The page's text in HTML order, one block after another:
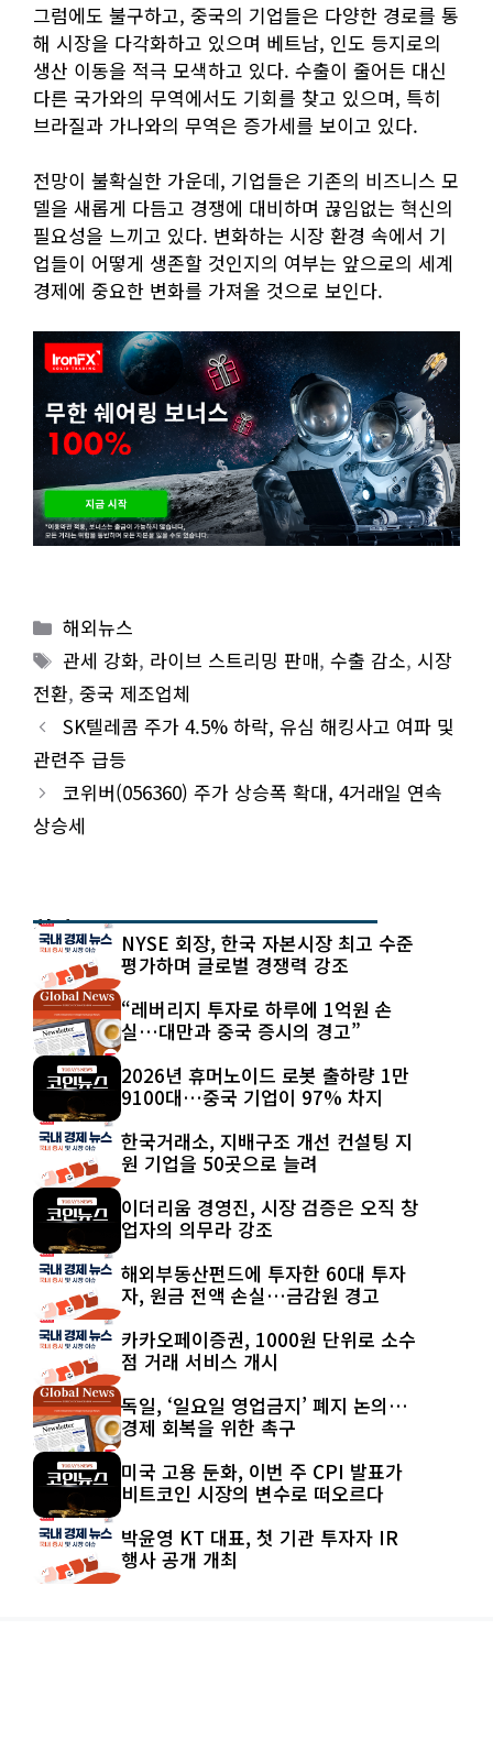
그럼에도 불구하고, 중국의 기업들은 다양한 경로를 통
해 시장을 다각화하고 있으며 베트남, 인도 등지로의
생산 이동을 적극 모색하고 있다. 수출이 줄어든 대신
다른 국가와의 무역에서도 기회를 찾고 있으며, 특히
브라질과 가나와의 무역은 증가세를 보이고 있다.
전망이 불확실한 가운데, 기업들은 기존의 비즈니스 모
델을 새롭게 다듬고 경쟁에 대비하며 끊임없는 혁신의
필요성을 느끼고 있다. 변화하는 시장 환경 속에서 기
업들이 어떻게 생존할 것인지의 여부는 앞으로의 세계
경제에 중요한 변화를 가져올 것으로 보인다.
Categories
해외뉴스
Tags
관세 강화, 라이브 스트리밍 판매,수출 감소, 시장
전환, 중국 제조업체
SK텔레콤 주가 4.5% 하락, 유심 해킹사고 여파 및
관련주 급등
코위버(056360) 주가 상승폭 확대, 4거래일 연속
상승세
최신 글
NYSE 회장, 한국 자본시장 최고 수준
평가하며 글로벌 경쟁력 강조
“레버리지 투자로 하루에 1억원 손
실…대만과 중국 증시의 경고”
2026년 휴머노이드 로봇 출하량 1만
9100대…중국 기업이 97% 차지
한국거래소, 지배구조 개선 컨설팅 지
원 기업을 50곳으로 늘려
이더리움 경영진, 시장 검증은 오직 창
업자의 의무라 강조
해외부동산펀드에 투자한 60대 투자
자, 원금 전액 손실…금감원 경고
카카오페이증권, 1000원 단위로 소수
점 거래 서비스 개시
독일, ‘일요일 영업금지’ 폐지 논의…
경제 회복을 위한 촉구
미국 고용 둔화, 이번 주 CPI 발표가
비트코인 시장의 변수로 떠오르다
박윤영 KT 대표, 첫 기관 투자자 IR
행사 공개 개최